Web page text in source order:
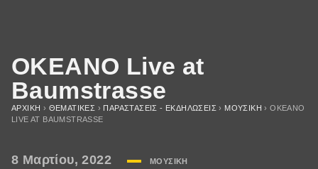
OKEANO Live at
Baumstrasse
ΑΡΧΙΚΉ › ΘΕΜΑΤΙΚΈΣ › ΠΑΡΑΣΤΆΣΕΙΣ - ΕΚΔΗΛΏΣΕΙΣ › ΜΟΥΣΙΚΉ ›OKEANO
LIVE AT BAUMSTRASSE
8 Μαρτίου, 2022 ΜΟΥΣΙΚΉ